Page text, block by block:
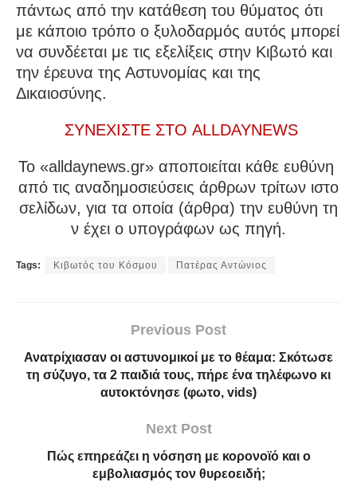
πάντως από την κατάθεση του θύματος ότι
με κάποιο τρόπο ο ξυλοδαρμός αυτός μπορεί
να συνδέεται με τις εξελίξεις στην Κιβωτό και
την έρευνα της Αστυνομίας και της
Δικαιοσύνης.
ΣΥΝΕΧΙΣΤΕ ΣΤΟ ALLDAYNEWS
To «alldaynews.gr» αποποιείται κάθε ευθύνη
από τις αναδημοσιεύσεις άρθρων τρίτων ιστο
σελίδων, για τα οποία (άρθρα) την ευθύνη τη
ν έχει ο υπογράφων ως πηγή.
Tags: Κιβωτός του Κόσμου Πατέρας Αντώνιος
Previous Post
Ανατρίχιασαν οι αστυνομικοί με το θέαμα: Σκότωσε
τη σύζυγο, τα 2 παιδιά τους, πήρε ένα τηλέφωνο κι
αυτoκτόvησε (φωτο, vids)
Next Post
Πώς επηρεάζει η νόσηση με κορονοϊό και ο
εμβολιασμός τον θυρεοειδή;